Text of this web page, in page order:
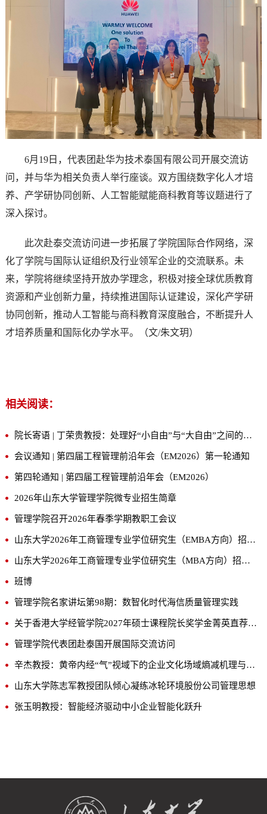
6月19日，代表团赴华为技术泰国有限公司开展交流访
问，并与华为相关负责人举行座谈。双方围绕数字化人才培
养、产学研协同创新、人工智能赋能商科教育等议题进行了
深入探讨。
此次赴泰交流访问进一步拓展了学院国际合作网络，深
化了学院与国际认证组织及行业领军企业的交流联系。未
来，学院将继续坚持开放办学理念，积极对接全球优质教育
资源和产业创新力量，持续推进国际认证建设，深化产学研
协同创新，推动人工智能与商科教育深度融合，不断提升人
才培养质量和国际化办学水平。（文/朱文玥）
相关阅读：
院长寄语 | 丁荣贵教授：处理好“小自由”与“大自由”之间的关系
会议通知 | 第四届工程管理前沿年会（EM2026）第一轮通知
第四轮通知 | 第四届工程管理前沿年会（EM2026）
2026年山东大学管理学院微专业招生简章
管理学院召开2026年春季学期教职工会议
山东大学2026年工商管理专业学位研究生（EMBA方向）招生简章
山东大学2026年工商管理专业学位研究生（MBA方向）招生简章
班博
管理学院名家讲坛第98期：数智化时代海信质量管理实践
关于香港大学经管学院2027年硕士课程院长奖学金菁英直荐计划的通知
管理学院代表团赴泰国开展国际交流访问
辛杰教授：黄帝内经“气”视域下的企业文化场域熵减机理与路径
山东大学陈志军教授团队倾心凝练冰轮环境股份公司管理思想
张玉明教授：智能经济驱动中小企业智能化跃升